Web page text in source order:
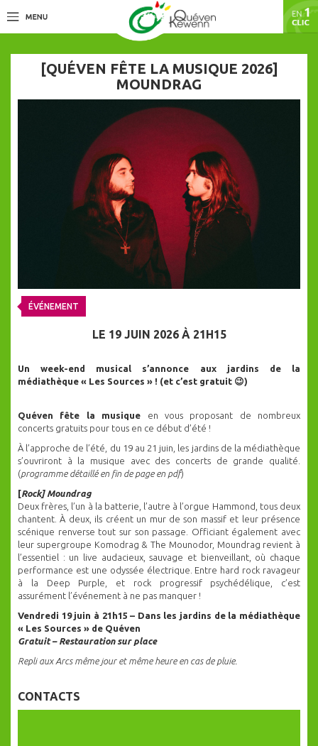
[QUÉVEN FÊTE LA MUSIQUE 2026]
MOUNDRAG
ÉVÉNEMENT
LE 19 JUIN 2026 À 21H15
Un week-end musical s’annonce aux jardins de la
médiathèque « Les Sources » ! (et c’est gratuit 😉)
Quéven fête la musique en vous proposant de nombreux
concerts gratuits pour tous en ce début d’été !
À l’approche de l’été, du 19 au 21 juin, les jardins de la médiathèque
s’ouvriront à la musique avec des concerts de grande qualité.
(programme détaillé en fin de page en pdf)
[Rock] Moundrag
Deux frères, l’un à la batterie, l’autre à l’orgue Hammond, tous deux
chantent. À deux, ils créent un mur de son massif et leur présence
scénique renverse tout sur son passage. Officiant également avec
leur supergroupe Komodrag & The Mounodor, Moundrag revient à
l’essentiel : un live audacieux, sauvage et bienveillant, où chaque
performance est une odyssée électrique. Entre hard rock ravageur
à la Deep Purple, et rock progressif psychédélique, c’est
assurément l’événement à ne pas manquer !
Vendredi 19 juin à 21h15 – Dans les jardins de la médiathèque
« Les Sources » de Quéven
Gratuit – Restauration sur place
Repli aux Arcs même jour et même heure en cas de pluie.
CONTACTS